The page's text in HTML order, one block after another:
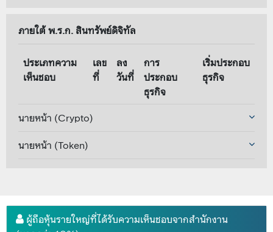
ภายใต้ พ.ร.ก. สินทรัพย์ดิจิทัล
ประเภทความ
เห็นชอบ
เลข
ที่
ลง
วันที่
การ
ประกอบ
ธุรกิจ
เริ่มประกอบ
ธุรกิจ
นายหน้า (Crypto)
นายหน้า (Token)
ผู้ถือหุ้นรายใหญ่ที่ได้รับความเห็นชอบจากสำนักงาน